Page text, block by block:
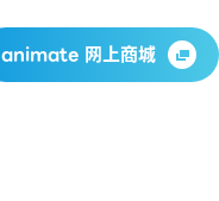
animate 网上商城